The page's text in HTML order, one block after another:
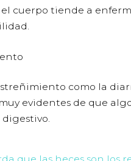
el cuerpo tiende a
como la
evidentes de que